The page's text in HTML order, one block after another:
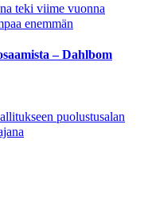
teki viime vuonna
enemmän
– Dahlbom
puolustusalan